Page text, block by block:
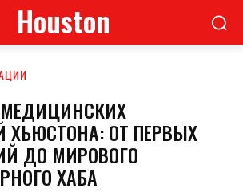
Houston
ХЬЮСТОНА: ОТ ПЕРВЫХ
ДО МИРОВОГО
ХАБА